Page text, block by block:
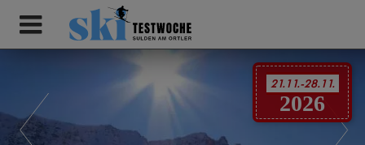
21.11.-28.11.
2026